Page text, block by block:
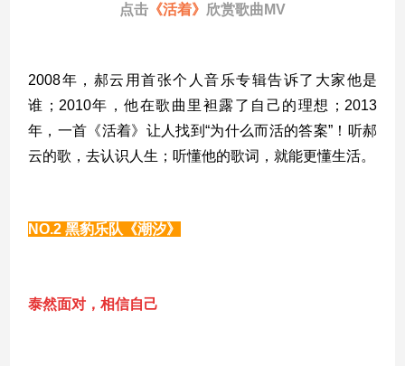
点击 《活着》 欣赏歌曲MV
2008年，郝云用首张个人音乐专辑告诉了大家他是
谁；2010年，他在歌曲里袒露了自己的理想；2013
年，一首《活着》让人找到“为什么而活的答案”！听郝
云的歌，去认识人生；听懂他的歌词，就能更懂生活。
NO.2 黑豹乐队《潮汐》
泰然面对，相信自己